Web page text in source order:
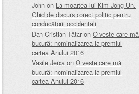
John on La moartea lui Kim Jong Un.
Ghid de discurs corect politic pentru
conducătorii occidentali
Dan Cristian Tătar on O veste care mă
bucură: nominalizarea la premiul
cartea Anului 2016
Vasile Jerca on O veste care mă
bucură: nominalizarea la premiul
cartea Anului 2016